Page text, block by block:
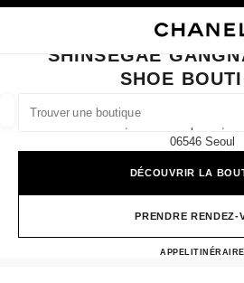
TROUVER UNE
Les suggestions sont affichées sous
0 Suggestions disponibles
FERMER LA FICHE BOUTIQUE SHINSEGAE
SHINSEGAE
SHOE
4f, 176 Sinbanpo-Ro,
06546 Seoul
DÉCOUVRIR LA
PRENDRE RENDEZ-
APPEL+82 80 805 9628
ITINÉRAIRE
filtres
filtrer les résultats par :